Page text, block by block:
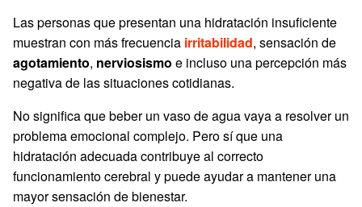
Las personas que presentan una hidratación insuficiente
muestran con más frecuencia irritabilidad, sensación de
agotamiento, nerviosismo e incluso una percepción más
negativa de las situaciones cotidianas.
No significa que beber un vaso de agua vaya a resolver un
problema emocional complejo. Pero sí que una
hidratación adecuada contribuye al correcto
funcionamiento cerebral y puede ayudar a mantener una
mayor sensación de bienestar.